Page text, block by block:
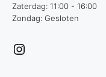
Zaterdag: 11:00 - 16:00
Zondag: Gesloten
Instagram